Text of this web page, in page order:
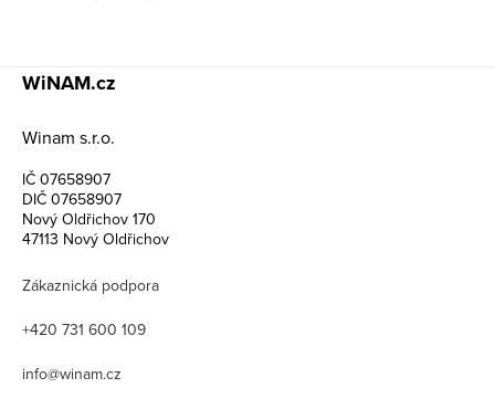
WiNAM.cz
Winam s.r.o.
IČ 07658907
DIČ 07658907
Nový Oldřichov 170
47113 Nový Oldřichov
Zákaznická podpora
+420 731 600 109
info@winam.cz